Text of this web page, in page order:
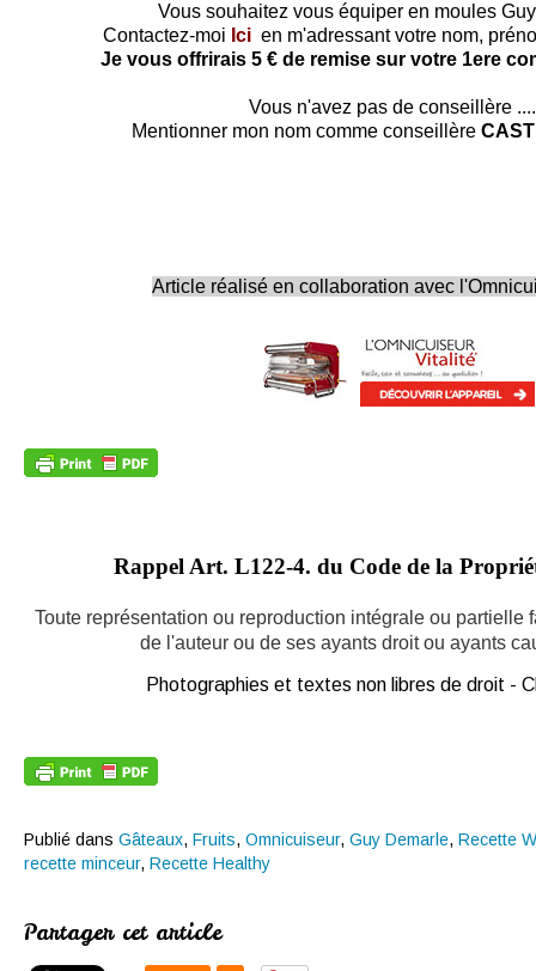
Vous souhaitez vous équiper en moules
Contactez-moi Ici en m'adressant votre nom,
Je vous offrirais 5 € de remise sur votre 1ere
Vous n'avez pas de conseillère
Mentionner mon nom comme conseillère
Article réalisé en collaboration avec
Rappel Art. L122-4. du Code de la
Toute représentation ou reproduction intégrale ou partielle
de l'auteur ou de ses ayants droit ou ayants
Photographies et textes non libres de droit -
Publié dans Gâteaux, Fruits, Omnicuiseur, Guy Demarle, Recette
recette minceur, Recette Healthy
Partager cet article